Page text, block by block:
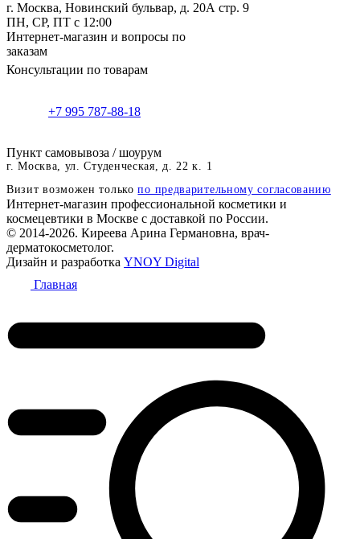
г. Москва, Новинский бульвар, д. 20А стр. 9
ПН, СР, ПТ с 12:00
Интернет-магазин и вопросы по
заказам
Консультации по товарам
+7 995 787-88-18
Пункт самовывоза / шоурум
г. Москва, ул. Студенческая, д. 22 к. 1
Визит возможен толькопо предварительному согласованию
Интернет-магазин профессиональной косметики и
космецевтики в Москве с доставкой по России.
© 2014-2026. Киреева Арина Германовна, врач-
дерматокосметолог.
Дизайн и разработка YNOY Digital
Главная